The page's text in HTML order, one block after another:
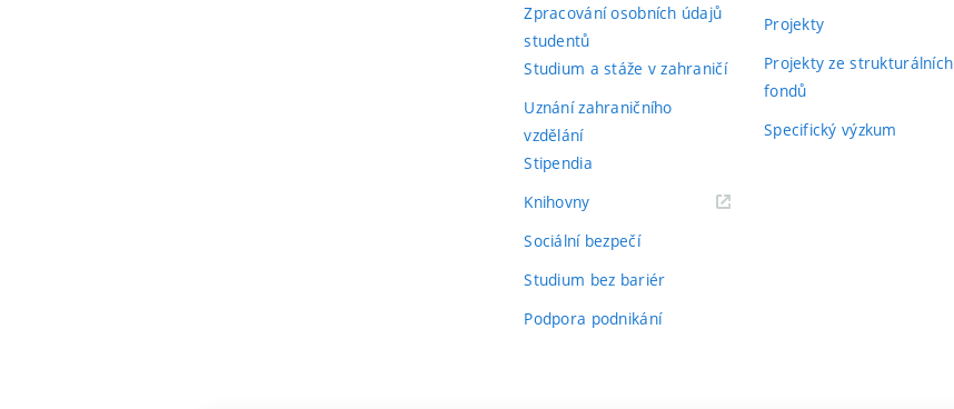
Zpracování osobních údajů
studentů
Studium a stáže v zahraničí
Uznání zahraničního
vzdělání
Stipendia
Knihovny(externí
Sociální bezpečí
Studium bez bariér
Podpora podnikání
Projekty
Projekty ze strukturálních
fondů
Specifický výzkum